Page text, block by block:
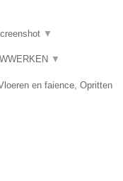
▼
▼
en faience, Opritten